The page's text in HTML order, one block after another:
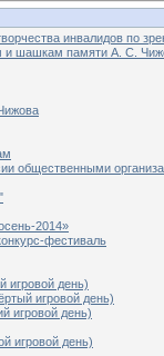
инвалидов по
и шашкам памяти А. С.
общественными
2014»
фестиваль
игровой день)
игровой день)
игровой день)
игровой день)